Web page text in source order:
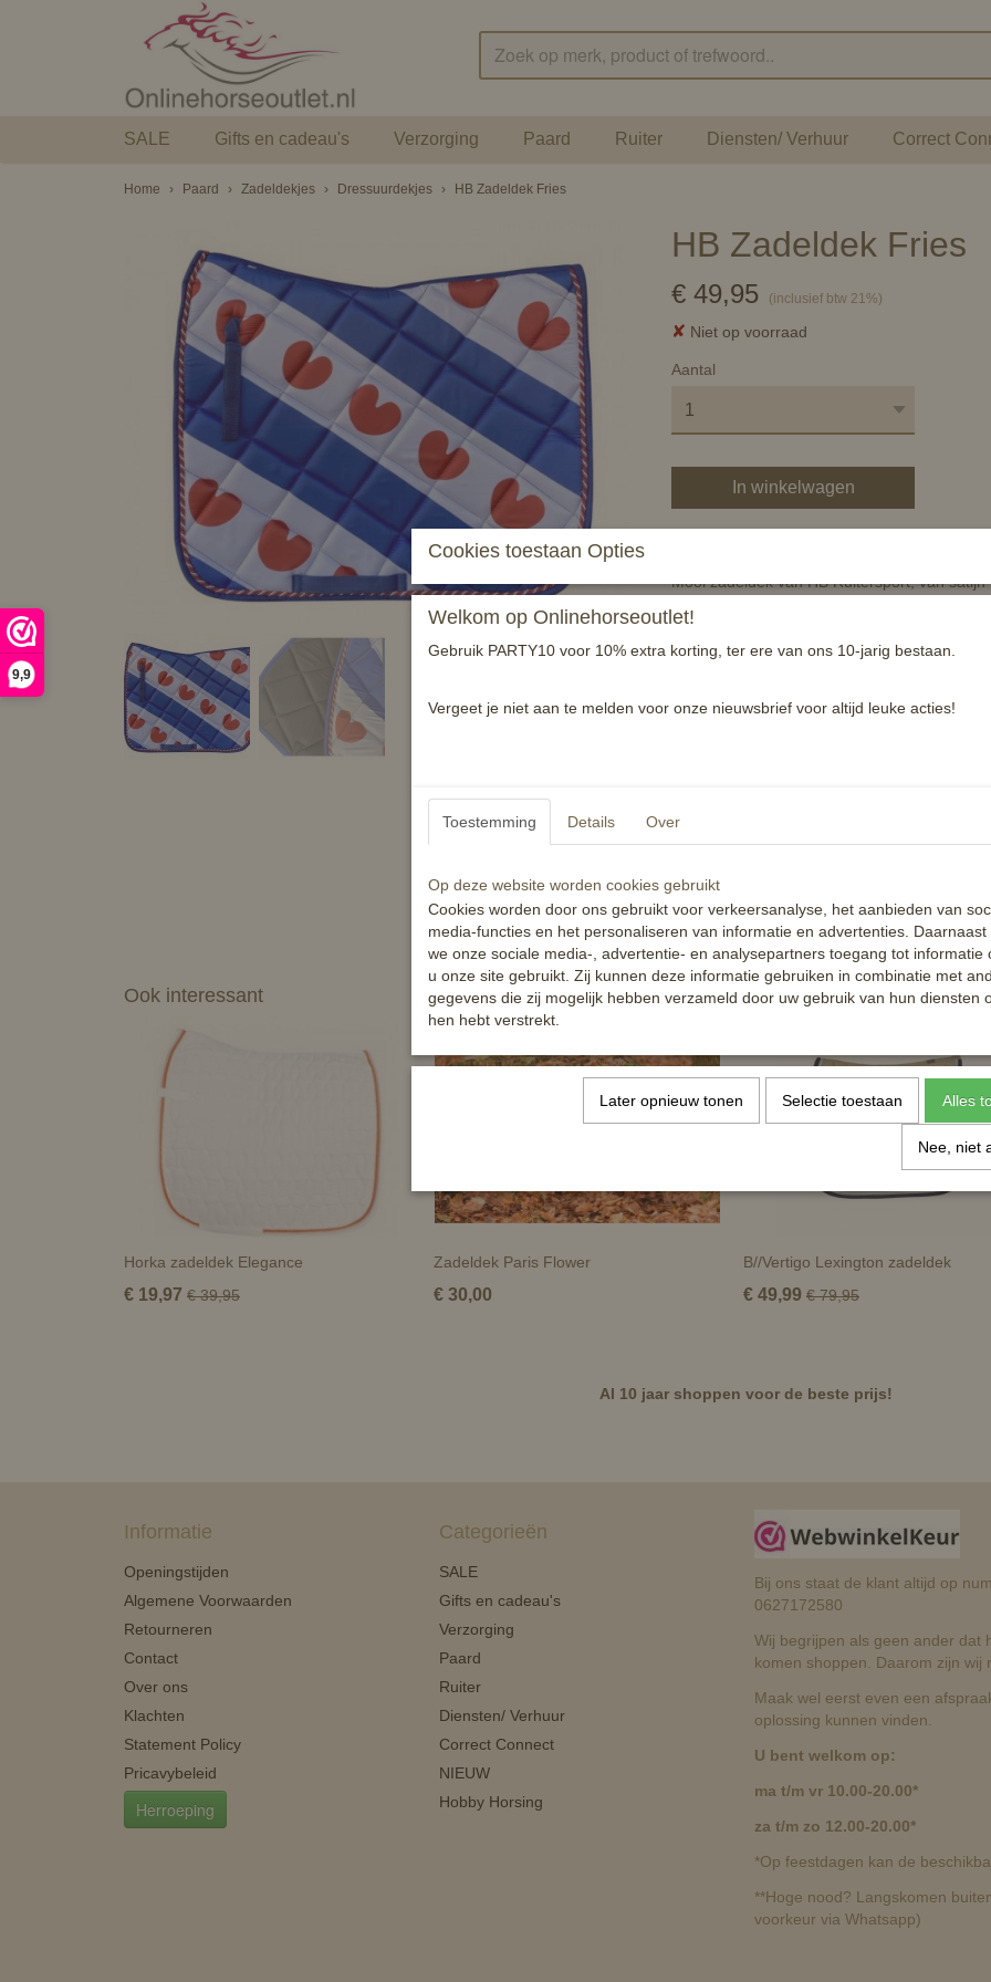
9,9
SALE Gifts en cadeau's Verzorging Paard Ruiter Diensten/ Verhuur Correct
Home › Paard › Zadeldekjes › Dressuurdekjes › HB Zadeldek Fries
HB Zadeldek Fries
€ 49,95 (inclusief btw 21%)
✘ Niet op voorraad
Aantal
In winkelwagen
Mooi zadeldek van HB Ruitersport, van
Ook interessant
Horka zadeldek Elegance
€ 19,97 € 39,95
Zadeldek Paris Flower
€ 30,00
B//Vertigo Lexington zadeldek
€ 49,99 € 79,95
Al 10 jaar shoppen voor de beste prijs!
Informatie
Openingstijden
Algemene Voorwaarden
Retourneren
Contact
Over ons
Klachten
Statement Policy
Pricavybeleid
Herroeping
Categorieën
SALE
Gifts en cadeau's
Verzorging
Paard
Ruiter
Diensten/ Verhuur
Correct Connect
NIEUW
Hobby Horsing
Bij ons staat de klant altijd op
0627172580
Wij begrijpen als geen ander dat
komen shoppen. Daarom zijn wij
Maak wel eerst even een
oplossing kunnen vinden.
U bent welkom op:
ma t/m vr 10.00-20.00*
za t/m zo 12.00-20.00*
*Op feestdagen kan de
**Hoge nood? Langskomen
voorkeur via Whatsapp)
Cookies toestaan Opties
Welkom op Onlinehorseoutlet!
Gebruik PARTY10 voor 10% extra korting, ter ere van ons 10-jarig bestaan.
Vergeet je niet aan te melden voor onze nieuwsbrief voor altijd leuke acties!
Toestemming Details Over
Op deze website worden cookies gebruikt
Cookies worden door ons gebruikt voor verkeersanalyse, het aanbieden van
media-functies en het personaliseren van informatie en advertenties. Daarnaast
we onze sociale media-, advertentie- en analysepartners toegang tot informatie
u onze site gebruikt. Zij kunnen deze informatie gebruiken in combinatie met
gegevens die zij mogelijk hebben verzameld door uw gebruik van hun diensten
hen hebt verstrekt.
Later opnieuw tonen Selectie toestaan Alles
Nee, niet